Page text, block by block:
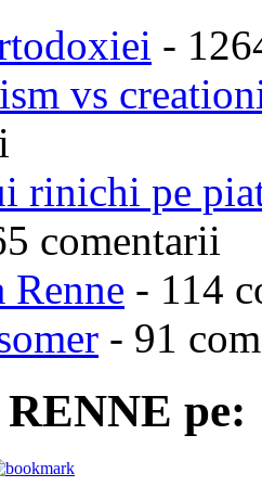
-
vs
rinichi pe
comentarii
Renne - 114
- 91
pe: